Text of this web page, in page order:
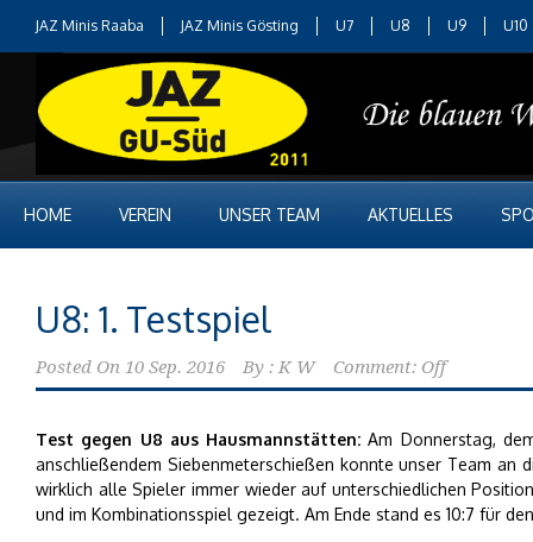
JAZ Minis Raaba JAZ Minis Gösting U7 U8 U9 U10
HOME VEREIN UNSER TEAM AKTUELLES
U8: 1. Testspiel
Posted On 10 Sep. 2016 By : K W Comment: Off
Test gegen U8 aus Hausmannstätten:Am Donnerstag,
anschließendem Siebenmeterschießen konnte unser Team
wirklich alle Spieler immer wieder auf unterschiedlichen
und im Kombinationsspiel gezeigt. Am Ende stand es 10:7 für